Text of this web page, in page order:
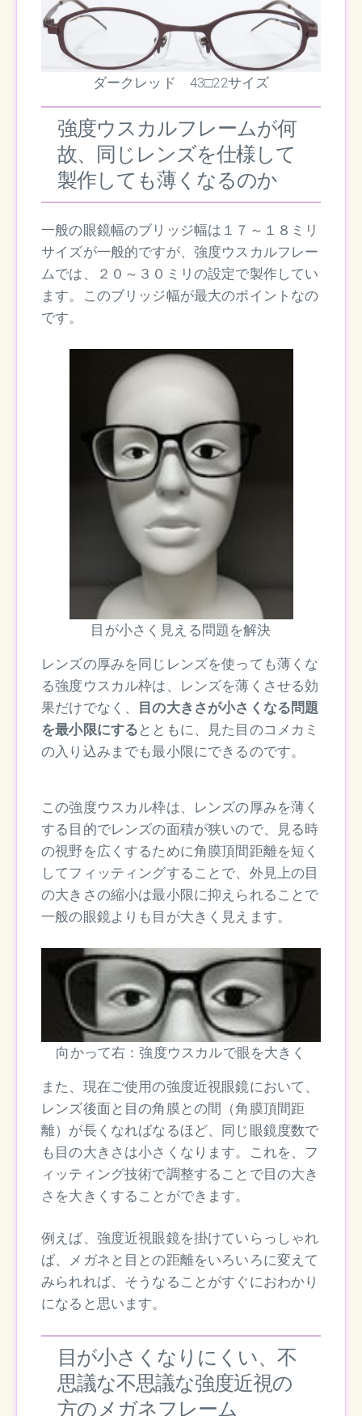
ダークレッド 43□22サイズ
強度ウスカルフレームが何
故、同じレンズを仕様して
製作しても薄くなるのか
一般の眼鏡幅のブリッジ幅は１７～１８ミリ
サイズが一般的ですが、強度ウスカルフレー
ムでは、２０～３０ミリの設定で製作してい
ます。このブリッジ幅が最大のポイントなの
です。
目が小さく見える問題を解決
レンズの厚みを同じレンズを使っても薄くな
る強度ウスカル枠は、レンズを薄くさせる効
果だけでなく、 目の大きさが小さくなる問題
を最小限にする とともに、見た目のコメカミ
の入り込みまでも最小限にできるのです。
この強度ウスカル枠は、レンズの厚みを薄く
する目的でレンズの面積が狭いので、見る時
の視野を広くするために角膜頂間距離を短く
してフィッティングすることで、外見上の目
の大きさの縮小は最小限に抑えられることで
一般の眼鏡よりも目が大きく見えます。
向かって右：強度ウスカルで眼を大きく
また、現在ご使用の強度近視眼鏡において、
レンズ後面と目の角膜との間（角膜頂間距
離）が長くなればなるほど、同じ眼鏡度数で
も目の大きさは小さくなります。これを、フ
ィッティング技術で調整することで目の大き
さを大きくすることができます。
例えば、強度近視眼鏡を掛けていらっしゃれ
ば、メガネと目との距離をいろいろに変えて
みられれば、そうなることがすぐにおわかり
になると思います。
目が小さくなりにくい、不
思議な不思議な強度近視の
方のメガネフレーム